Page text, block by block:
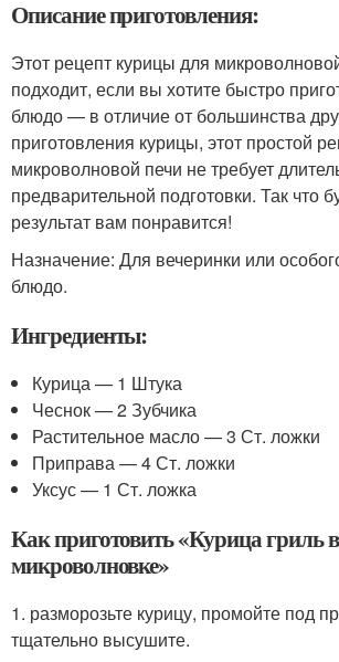
Описание приготовления:
Этот рецепт курицы для
подходит, если вы хотите быстро
блюдо — в отличие от большинства
приготовления курицы, этот простой
микроволновой печи не требует
предварительной подготовки. Так что
результат вам понравится!
Назначение: Для вечеринки или
блюдо.
Ингредиенты:
Курица — 1 Штука
Чеснок — 2 Зубчика
Растительное масло — 3 Ст. ложки
Приправа — 4 Ст. ложки
Уксус — 1 Ст. ложка
Как приготовить «Курица гриль в
микроволновке»
1. разморозьте курицу, промойте под
тщательно высушите.